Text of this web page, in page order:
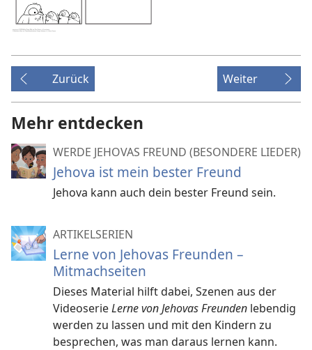
Zurück Weiter
Mehr entdecken
WERDE JEHOVAS FREUND (BESONDERE LIEDER)
Jehova ist mein bester Freund
Jehova kann auch dein bester Freund sein.
ARTIKELSERIEN
Lerne von Jehovas Freunden –
Mitmachseiten
Dieses Material hilft dabei, Szenen aus der
VideoserieLerne von Jehovas Freunden lebendig
werden zu lassen und mit den Kindern zu
besprechen, was man daraus lernen kann.